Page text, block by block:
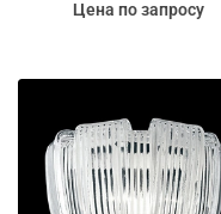
Цена по запросу